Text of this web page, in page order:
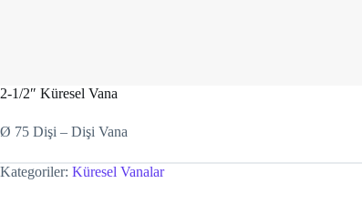
2-1/2″ Küresel Vana
Ø 75 Dişi – Dişi Vana
Kategoriler: Küresel Vanalar